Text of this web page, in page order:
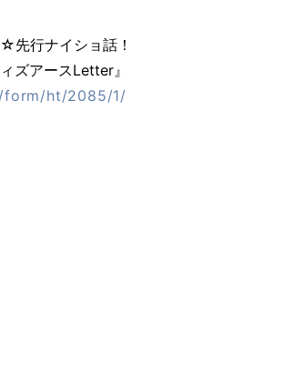
先行ナイショ話！
ズアースLetter』
form/ht/2085/1/